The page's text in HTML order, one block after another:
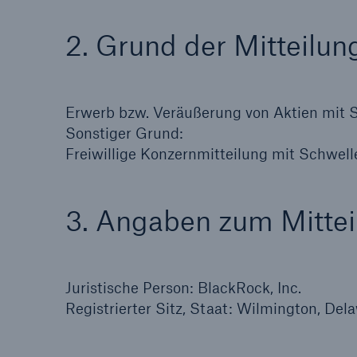
2. Grund der
Erwerb bzw. Veräußerung von Aktien mit
Sonstiger Grund:
Freiwillige Konzernmitteilung mit
3. Angaben zum
Juristische Person: BlackRock, Inc.
Registrierter Sitz, Staat: Wilmington,
Sachdeckung durch einen
Fakten